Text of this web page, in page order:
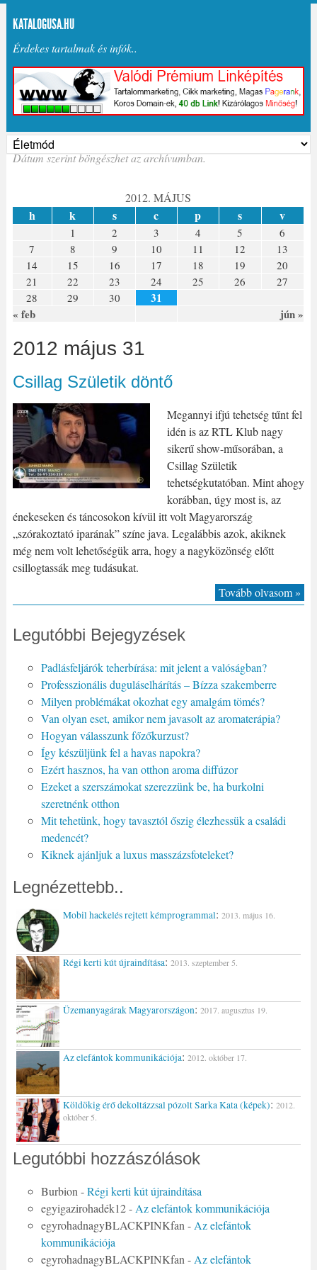
KATALOGUSA.HU
Érdekes tartalmak és infók..
Dátum szerint böngészhet az archívumban.
2012. MÁJUS
h k s c p s v
« feb jún »
1 2 3 4 5
6
7
8 9 10 11 12
13
14
15 16 17 18 19
20
21
22 23 24 25 26
27
28
29 30 31
2012 május 31
Csillag Születik döntő
Megannyi ifjú tehetség tűnt fel
idén is az RTL Klub nagy
sikerű show-műsorában, a
Csillag Születik
tehetségkutatóban. Mint ahogy
korábban, úgy most is, az
énekeseken és táncosokon kívül itt volt Magyarország
„szórakoztató iparának” színe java. Legalábbis azok, akiknek
még nem volt lehetőségük arra, hogy a nagyközönség előtt
csillogtassák meg tudásukat.
Tovább olvasom »
Legutóbbi Bejegyzések
Padlásfeljárók teherbírása: mit jelent a valóságban?
Professzionális duguláselhárítás – Bízza szakemberre
Milyen problémákat okozhat egy amalgám tömés?
Van olyan eset, amikor nem javasolt az aromaterápia?
Hogyan válasszunk főzőkurzust?
Így készüljünk fel a havas napokra?
Ezért hasznos, ha van otthon aroma diffúzor
Ezeket a szerszámokat szerezzünk be, ha burkolni
szeretnénk otthon
Mit tehetünk, hogy tavasztól őszig élezhessük a családi
medencét?
Kiknek ajánljuk a luxus masszázsfoteleket?
Legnézettebb..
Mobil hackelés rejtett kémprogrammal: 2013. május 16.
Régi kerti kút újraindítása: 2013. szeptember 5.
Üzemanyagárak Magyarországon: 2017. augusztus 19.
Az elefántok kommunikációja: 2012. október 17.
Köldökig érő dekoltázzsal pózolt Sarka Kata (képek): 2012.
október 5.
Legutóbbi hozzászólások
Burbion -Régi kerti kút újraindítása
egyigazirohadék12- Az elefántok kommunikációja
egyrohadnagyBLACKPINKfan - Az elefántok
kommunikációja
egyrohadnagyBLACKPINKfan - Az elefántok